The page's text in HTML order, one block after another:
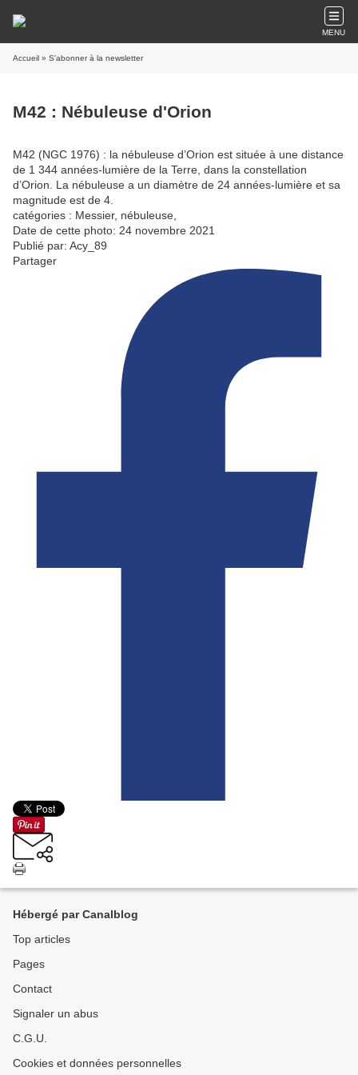
MENU
Accueil » S'abonner à la newsletter
M42 : Nébuleuse d'Orion
M42 (NGC 1976) : la nébuleuse d’Orion est située à une distance
de 1 344 années-lumière de la Terre, dans la constellation
d’Orion. La nébuleuse a un diamètre de 24 années-lumière et sa
magnitude est de 4.
catégories : Messier, nébuleuse,
Date de cette photo: 24 novembre 2021
Publié par: Acy_89
Partager
Hébergé par Canalblog
Top articles
Pages
Contact
Signaler un abus
C.G.U.
Cookies et données personnelles